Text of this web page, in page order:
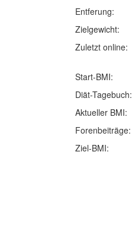
Entferung:
Zielgewicht:
Zuletzt online:
Start-BMI:
Diät-Tagebuch:
Aktueller BMI:
Forenbeiträge:
Ziel-BMI: